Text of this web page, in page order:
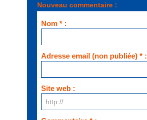
Nouveau commentaire :
Nom * :
Adresse email (non publiée) * :
Site web :